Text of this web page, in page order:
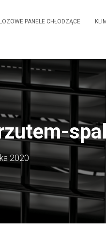
PANELE CHŁODZĄCE
2020